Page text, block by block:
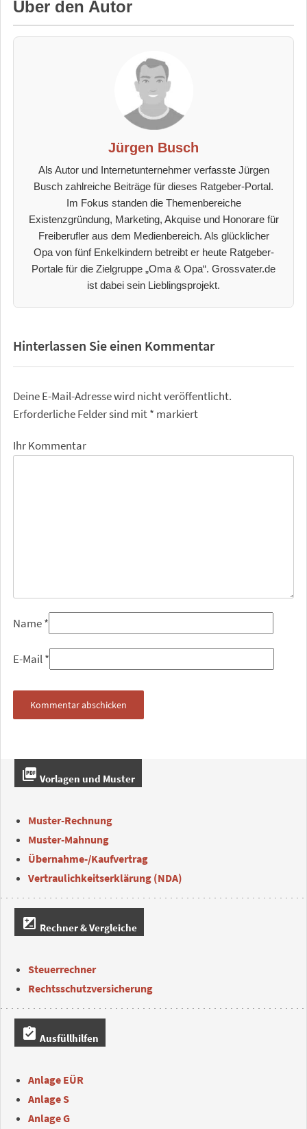
Über den Autor
Jürgen Busch
Als Autor und Internetunternehmer verfasste Jürgen
Busch zahlreiche Beiträge für dieses Ratgeber-Portal.
Im Fokus standen die Themenbereiche
Existenzgründung, Marketing, Akquise und Honorare für
Freiberufler aus dem Medienbereich. Als glücklicher
Opa von fünf Enkelkindern betreibt er heute Ratgeber-
Portale für die Zielgruppe „Oma & Opa“. Grossvater.de
ist dabei sein Lieblingsprojekt.
Hinterlassen Sie einen Kommentar
Deine E-Mail-Adresse wird nicht veröffentlicht.
Erforderliche Felder sind mit* markiert
Ihr Kommentar
Name*
E-Mail*
picture_as_pdf Vorlagen und Muster
Muster-Rechnung
Muster-Mahnung
Übernahme-/Kaufvertrag
Vertraulichkeitserklärung (NDA)
iso Rechner & Vergleiche
Steuerrechner
Rechtsschutzversicherung
assignment_turned_in Ausfüllhilfen
Anlage EÜR
Anlage S
Anlage G